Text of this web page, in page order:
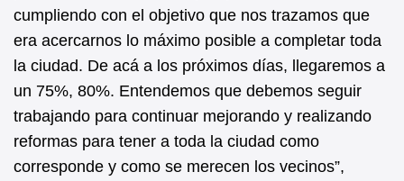
cumpliendo con el objetivo que nos trazamos que
era acercarnos lo máximo posible a completar toda
la ciudad. De acá a los próximos días, llegaremos a
un 75%, 80%. Entendemos que debemos seguir
trabajando para continuar mejorando y realizando
reformas para tener a toda la ciudad como
corresponde y como se merecen los vecinos”,